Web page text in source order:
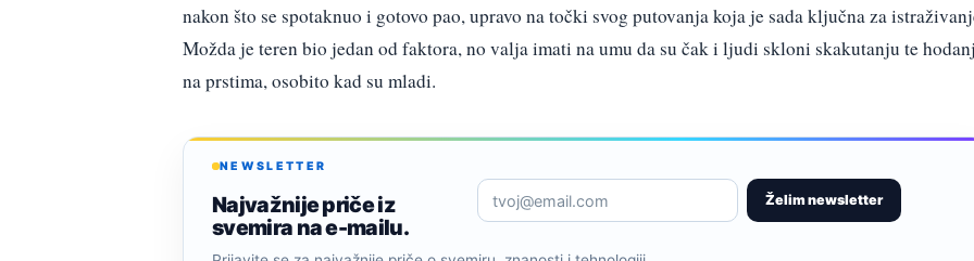
nakon što se spotaknuo i gotovo pao, upravo na točki svog putovanja koja je sada ključna za
Možda je teren bio jedan od faktora, no valja imati na umu da su čak i ljudi skloni skakutanju te
na prstima, osobito kad su mladi.
NEWSLETTER
Najvažnije priče iz
svemira na e-mailu.
Želim newsletter